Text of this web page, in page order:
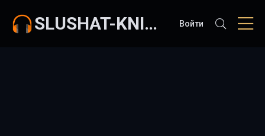
SLUSHAT-KNIGI.COM Войти